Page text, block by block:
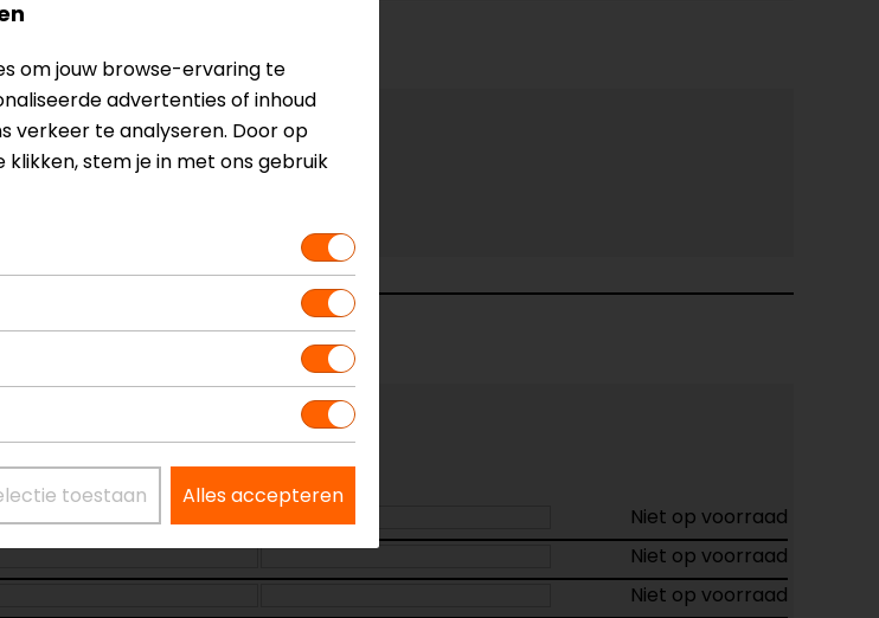
maat!
Niet op voorraad
Niet op voorraad
Niet op voorraad
om jouw browse-ervaring te
advertenties of inhoud
verkeer te analyseren. Door op
klikken, stem je in met ons gebruik
toestaan Alles accepteren